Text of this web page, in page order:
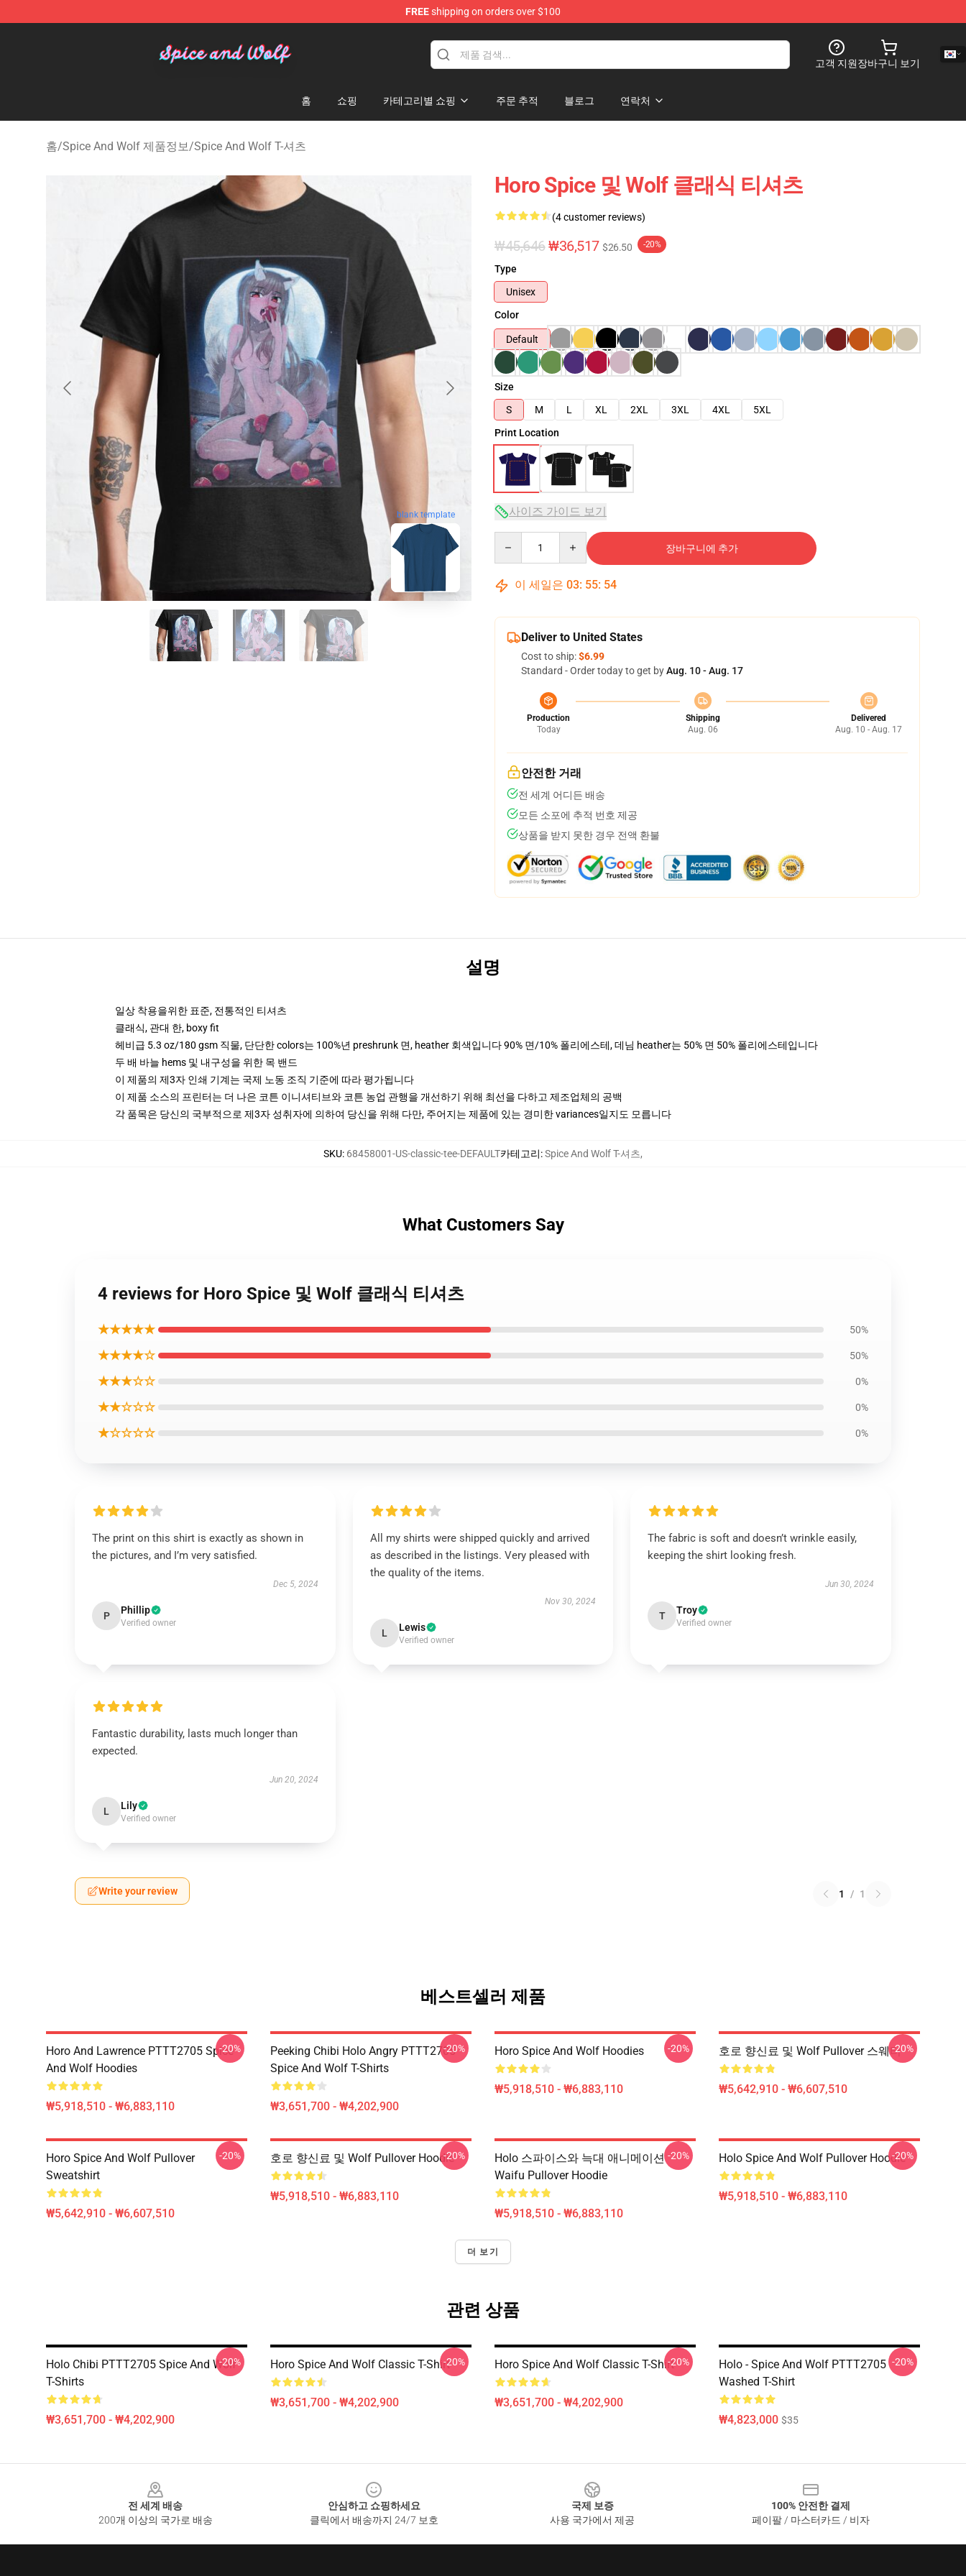
FREEshipping on orders over $100
고객 지원장바구니 보기
홈 쇼핑 카테고리별 쇼핑 주문 추적 블로그 연락처
홈/Spice And Wolf 제품정보/Spice And Wolf T-셔츠
blank template
Horo Spice 및 Wolf 클래식 티셔츠
(4 customer reviews)
₩45,646₩36,517 $26.50 -20%
Type
Unisex
Color
Default
Size
S
M L XL 2XL 3XL 4XL
5XL
Print Location
사이즈 가이드 보기
장바구니에 추가
이 세일은 03: 55: 53
Deliver to United States
Cost to ship:$6.99
Standard - Order today to get byAug. 10 - Aug. 17
Production
Today
Shipping
Aug. 06
Delivered
Aug. 10 - Aug. 17
안전한 거래
전 세계 어디든 배송
모든 소포에 추적 번호 제공
상품을 받지 못한 경우 전액 환불
설명
일상 착용을위한 표준, 전통적인 티셔츠
클래식, 관대 한, boxy fit
헤비급 5.3 oz/180 gsm 직물, 단단한 colors는 100%년 preshrunk 면, heather 회색입니다 90% 면/10% 폴리에스테, 데님 heather는 50% 면 50% 폴리에스테입니다
두 배 바늘 hems 및 내구성을 위한 목 밴드
이 제품의 제3자 인쇄 기계는 국제 노동 조직 기준에 따라 평가됩니다
이 제품 소스의 프린터는 더 나은 코튼 이니셔티브와 코튼 농업 관행을 개선하기 위해 최선을 다하고 제조업체의 공백
각 품목은 당신의 국부적으로 제3자 성취자에 의하여 당신을 위해 다만, 주어지는 제품에 있는 경미한 variances일지도 모릅니다
SKU: 68458001-US-classic-tee-DEFAULT카테고리:Spice And Wolf T-셔츠,
What Customers Say
4 reviews for Horo Spice 및 Wolf 클래식 티셔츠
★★★★★ 50%
★★★★☆ 50%
★★★☆☆ 0%
★★☆☆☆ 0%
★☆☆☆☆ 0%
The print on this shirt is exactly as shown in
the pictures, and I’m very satisfied.
Dec 5, 2024
P Phillip
Verified owner
All my shirts were shipped quickly and arrived
as described in the listings. Very pleased with
the quality of the items.
Nov 30, 2024
L Lewis
Verified owner
The fabric is soft and doesn’t wrinkle easily,
keeping the shirt looking fresh.
Jun 30, 2024
T Troy
Verified owner
Fantastic durability, lasts much longer than
expected.
Jun 20, 2024
L Lily
Verified owner
Write your review 1 / 1
베스트셀러 제품
Horo And Lawrence PTTT2705 Spice
And Wolf Hoodies
₩5,918,510 - ₩6,883,110
-20%
Peeking Chibi Holo Angry PTTT2705
Spice And Wolf T-Shirts
₩3,651,700 - ₩4,202,900
-20% Horo Spice And Wolf Hoodies
₩5,918,510 - ₩6,883,110
-20% 호로 향신료 및 Wolf Pullover 스웨터
₩5,642,910 - ₩6,607,510
-20%
Horo Spice And Wolf Pullover
Sweatshirt
₩5,642,910 - ₩6,607,510
-20% 호로 향신료 및 Wolf Pullover Hoodie
₩5,918,510 - ₩6,883,110
-20%
Holo 스파이스와 늑대 애니메이션
Waifu Pullover Hoodie
₩5,918,510 - ₩6,883,110
-20% Holo Spice And Wolf Pullover Hoodie
₩5,918,510 - ₩6,883,110
-20%
더 보기
관련 상품
Holo Chibi PTTT2705 Spice And Wolf
T-Shirts
₩3,651,700 - ₩4,202,900
-20% Horo Spice And Wolf Classic T-Shirt
₩3,651,700 - ₩4,202,900
-20% Horo Spice And Wolf Classic T-Shirt
₩3,651,700 - ₩4,202,900
-20%
Holo - Spice And Wolf PTTT2705
Washed T-Shirt
₩4,823,000 $35
-20%
전 세계 배송
200개 이상의 국가로 배송
안심하고 쇼핑하세요
클릭에서 배송까지 24/7 보호
국제 보증
사용 국가에서 제공
100% 안전한 결제
페이팔 / 마스터카드 / 비자